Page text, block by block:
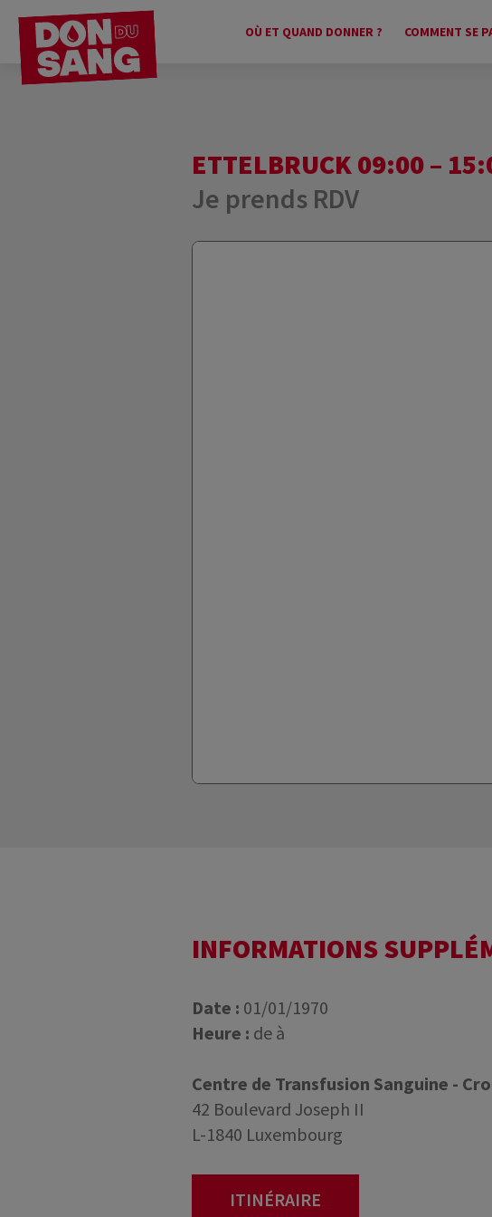
OÙ ET QUAND DONNER ? COMMENT SE
ETTELBRUCK 09:00 –
Je prends RDV
INFORMATIONS
Date : 01/01/1970
Heure : de à
Centre de Transfusion Sanguine -
42 Boulevard Joseph II
L-1840 Luxembourg
ITINÉRAIRE